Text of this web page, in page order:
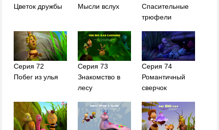
Цветок дружбы
Мысли вслух
Спасительные
трюфели
Серия 72
Побег из улья
Серия 73
Знакомство в
лесу
Серия 74
Романтичный
сверчок